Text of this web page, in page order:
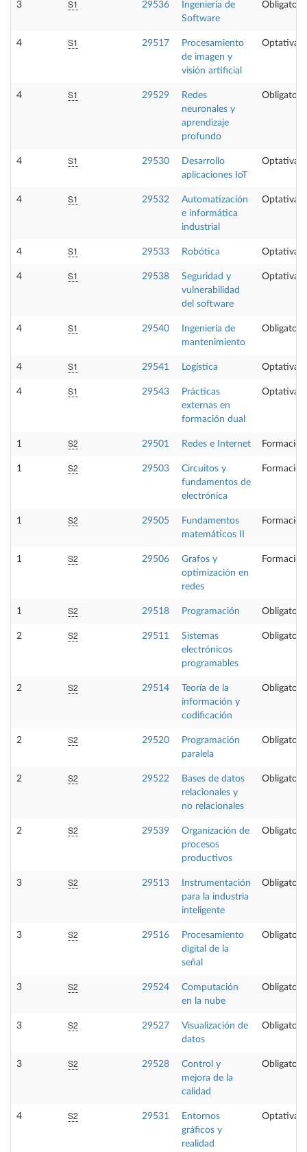
3 S1 29536
Ingeniería de
Software
Obligatoria
4 S1 29517
Procesamiento
de imagen y
visión artificial
Optativa
4 S1 29529
Redes
neuronales y
aprendizaje
profundo
Obligatoria
4 S1 29530
Desarrollo
aplicaciones IoT
Optativa
4 S1 29532
Automatización
e informática
industrial
Optativa
4 S1 29533 Robótica Optativa
4 S1 29538
Seguridad y
vulnerabilidad
del software
Optativa
4 S1 29540
Ingeniería de
mantenimiento
Obligatoria
4 S1 29541 Logística Optativa
4 S1 29543
Prácticas
externas en
formación dual
Optativa
1 S2 29501 Redes e Internet
1 S2 29503
Circuitos y
fundamentos de
electrónica
1 S2 29505
Fundamentos
matemáticos II
1 S2 29506
Grafos y
optimización en
redes
1 S2 29518 Programación Obligatoria
2 S2 29511
Sistemas
electrónicos
programables
Obligatoria
2 S2 29514
Teoría de la
información y
codificación
Obligatoria
2 S2 29520
Programación
paralela
Obligatoria
2 S2 29522
Bases de datos
relacionales y
no relacionales
Obligatoria
2 S2 29539
Organización de
procesos
productivos
Obligatoria
3 S2 29513
Instrumentación
para la industria
inteligente
Obligatoria
3 S2 29516
Procesamiento
digital de la
señal
Obligatoria
3 S2 29524
Computación
en la nube
Obligatoria
3 S2 29527
Visualización de
datos
Obligatoria
3 S2 29528
Control y
mejora de la
calidad
Obligatoria
4 S2 29531
Entornos
gráficos y
realidad
Optativa